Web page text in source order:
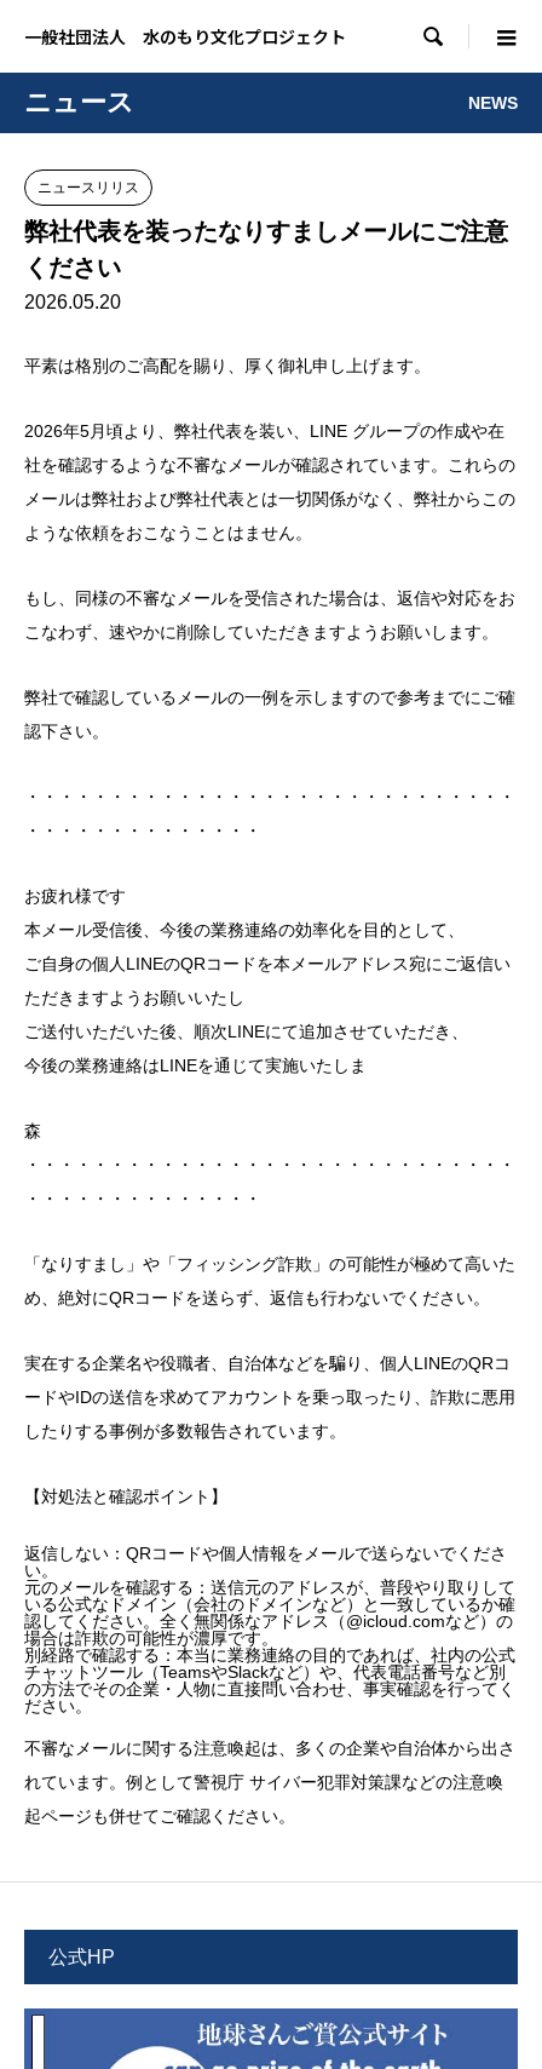
一般社団法人 水のもり文化プロジェクト 
ニュース NEWS
ニュースリリス
弊社代表を装ったなりすましメールにご注意
ください
2026.05.20
平素は格別のご高配を賜り、厚く御礼申し上げます。
2026年5月頃より、弊社代表を装い、LINE グループの作成や在
社を確認するような不審なメールが確認されています。これらの
メールは弊社および弊社代表とは一切関係がなく、弊社からこの
ような依頼をおこなうことはません。
もし、同様の不審なメールを受信された場合は、返信や対応をお
こなわず、速やかに削除していただきますようお願いします。
弊社で確認しているメールの一例を示しますので参考までにご確
認下さい。
・・・・・・・・・・・・・・・・・・・・・・・・・・・・・
・・・・・・・・・・・・・・
お疲れ様です
本メール受信後、今後の業務連絡の効率化を目的として、
ご自身の個人LINEのQRコードを本メールアドレス宛にご返信い
ただきますようお願いいたし
ご送付いただいた後、順次LINEにて追加させていただき、
今後の業務連絡はLINEを通じて実施いたしま
森
・・・・・・・・・・・・・・・・・・・・・・・・・・・・・
・・・・・・・・・・・・・・
「なりすまし」や「フィッシング詐欺」の可能性が極めて高いた
め、絶対にQRコードを送らず、返信も行わないでください。
実在する企業名や役職者、自治体などを騙り、個人LINEのQRコ
ードやIDの送信を求めてアカウントを乗っ取ったり、詐欺に悪用
したりする事例が多数報告されています。
【対処法と確認ポイント】
返信しない：QRコードや個人情報をメールで送らないでくださ
い。
元のメールを確認する：送信元のアドレスが、普段やり取りして
いる公式なドメイン（会社のドメインなど）と一致しているか確
認してください。全く無関係なアドレス（@icloud.comなど）の
場合は詐欺の可能性が濃厚です。
別経路で確認する：本当に業務連絡の目的であれば、社内の公式
チャットツール（TeamsやSlackなど）や、代表電話番号など別
の方法でその企業・人物に直接問い合わせ、事実確認を行ってく
ださい。
不審なメールに関する注意喚起は、多くの企業や自治体から出さ
れています。例として警視庁 サイバー犯罪対策課などの注意喚
起ページも併せてご確認ください。
公式HP